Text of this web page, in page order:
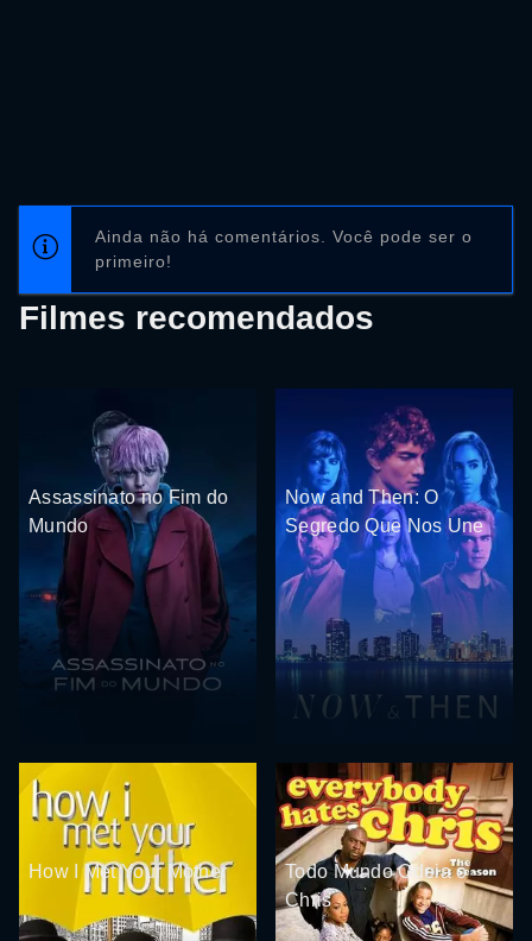
Ainda não há comentários. Você pode ser o
primeiro!
Filmes recomendados
Assassinato no Fim do
Mundo
Now and Then: O
Segredo Que Nos Une
How I Met Your Mother
Todo Mundo Odeia o
Chris